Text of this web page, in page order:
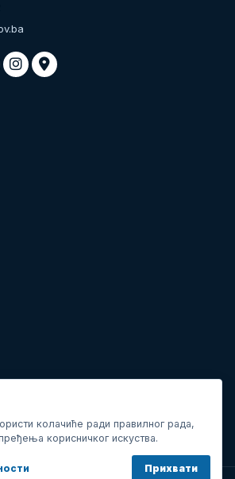
колачиће ради правилног рада,
корисничког искуства.
Прихвати